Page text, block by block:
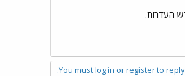
העדרות.
You must log in or register to